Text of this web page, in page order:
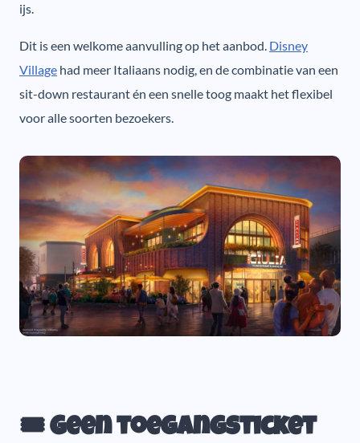
ijs.
Dit is een welkome aanvulling op het aanbod. Disney
Village had meer Italiaans nodig, en de combinatie van een
sit-down restaurant én een snelle toog maakt het flexibel
voor alle soorten bezoekers.
🎟️ Geen toegangsticket